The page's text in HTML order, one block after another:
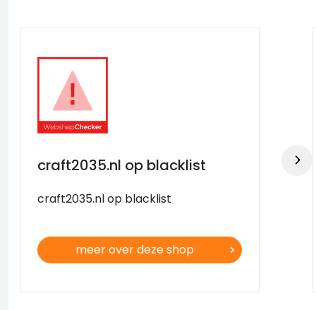
craft2035.nl op blacklist
craft2035.nl op blacklist
meer over deze shop